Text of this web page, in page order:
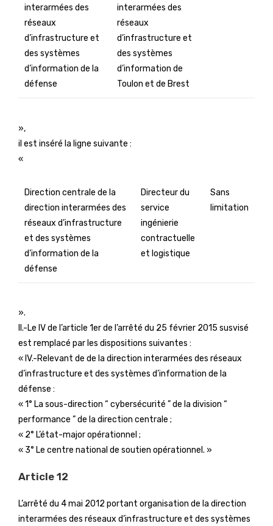
interarmées des
réseaux
d’infrastructure et
des systèmes
d’information de la
défense
interarmées des
réseaux
d’infrastructure et
des systèmes
d’information de
Toulon et de Brest
»,
il est inséré la ligne suivante :
«
Direction centrale de la
direction interarmées des
réseaux d’infrastructure
et des systèmes
d’information de la
défense
Directeur du
service
ingénierie
contractuelle
et logistique
Sans
limitation
».
II.-Le IV de l’article 1er de l’arrêté du 25 février 2015 susvisé
est remplacé par les dispositions suivantes :
« IV.-Relevant de de la direction interarmées des réseaux
d’infrastructure et des systèmes d’information de la
défense :
« 1° La sous-direction “ cybersécurité ” de la division “
performance ” de la direction centrale ;
« 2° L’état-major opérationnel ;
« 3° Le centre national de soutien opérationnel. »
Article 12
L’arrêté du 4 mai 2012 portant organisation de la direction
interarmées des réseaux d’infrastructure et des systèmes